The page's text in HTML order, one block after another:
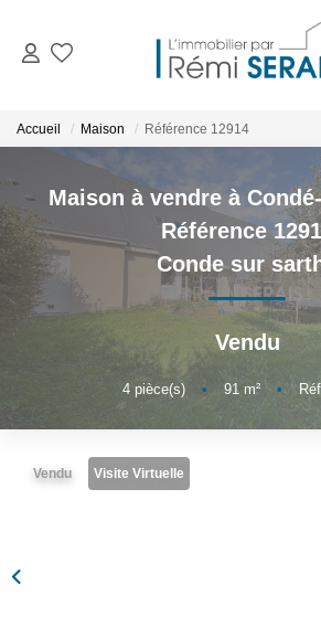
VENDRE
BIENS VENDUS
ADMINISTRATION DE
Gestion
Accueil Maison Référence 12914
Maison à vendre à
Référence
Conde sur
Vendu
4pièce(s) • 91 m² •
Vendu Visite Virtuelle